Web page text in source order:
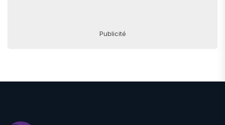
Publicité